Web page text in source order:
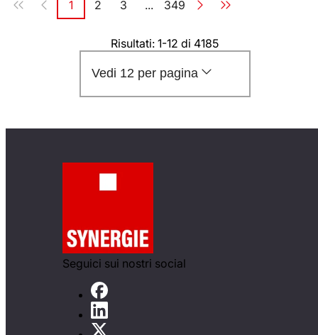
Pagina
1 Pagina
2 Pagina
3 ... Pagina
349
Risultati: 1-12 di 4185
Vedi 12 per pagina
Seguici sui nostri social